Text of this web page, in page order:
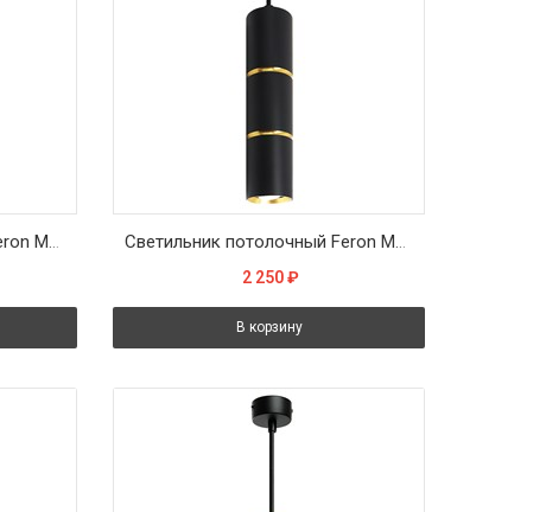
Светильник потолочный Feron ML1868 Barrel ZEN levitation на подвесе MR16 35W 230V, белый, хром, 55*180 Светильник потолочный Feron ML1868 Barrel ZEN levitation на подвесе MR16 35W, 230V, чёрный, золото 55*180
2 250 ₽
В корзину